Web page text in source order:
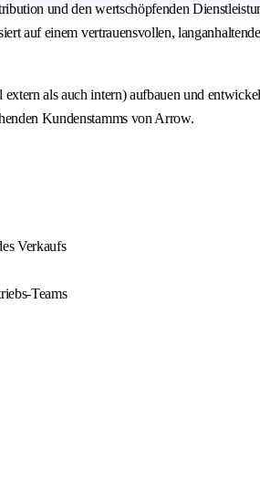
und den wertschöpfenden
auf einem vertrauensvollen,
als auch intern) aufbauen und
Kundenstamms von Arrow.
Verkaufs
Teams